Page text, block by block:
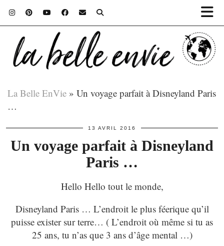
La Belle EnVie » Un voyage parfait à Disneyland Paris
…
13 AVRIL 2016
Un voyage parfait à Disneyland
Paris …
Hello Hello tout le monde,
Disneyland Paris … L’endroit le plus féerique qu’il
puisse exister sur terre… ( L’endroit où même si tu as
25 ans, tu n’as que 3 ans d’âge mental …)